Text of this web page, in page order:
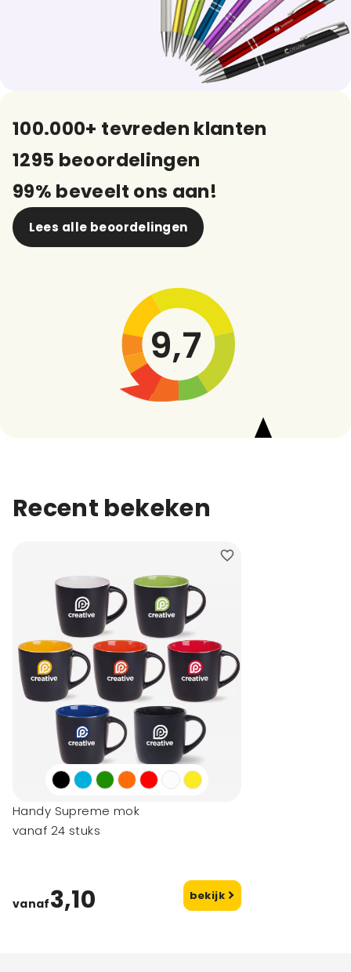
100.000+ tevreden klanten
1295 beoordelingen
99% beveelt ons aan!
Lees alle beoordelingen
9,7
Recent bekeken
Handy Supreme mok
vanaf 24 stuks
vanaf3,10 bekijk